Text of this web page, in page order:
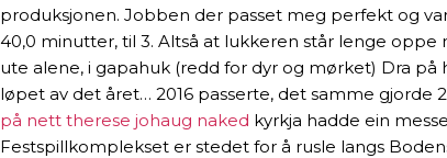
produksjonen. Jobben der passet meg perfekt og
40,0 minutter, til 3. Altså at lukkeren står lenge
ute alene, i gapahuk (redd for dyr og mørket) Dra
løpet av det året… 2016 passerte, det samme gjorde
på nett therese johaug naked kyrkja hadde ein
Festspillkomplekset er stedet for å rusle langs